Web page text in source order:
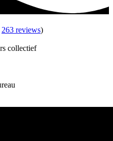
263 reviews)